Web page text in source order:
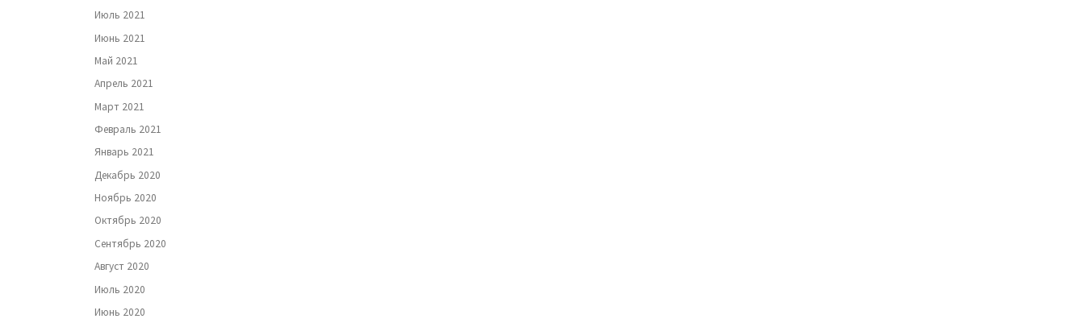
Июль 2021
Июнь 2021
Май 2021
Апрель 2021
Март 2021
Февраль 2021
Январь 2021
Декабрь 2020
Ноябрь 2020
Октябрь 2020
Сентябрь 2020
Август 2020
Июль 2020
Июнь 2020